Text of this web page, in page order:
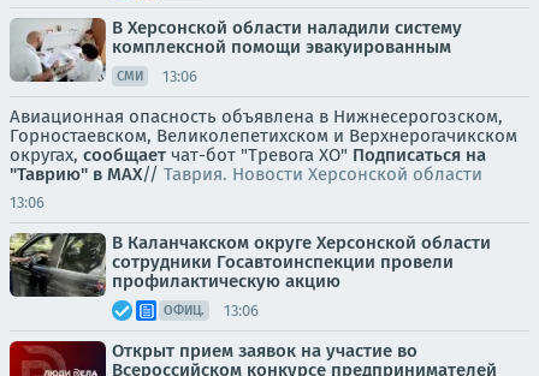
В Херсонской области наладили систему
комплексной помощи эвакуированным
СМИ 13:06
Авиационная опасность объявлена в Нижнесерогозском,
Горностаевском, Великолепетихском и Верхнерогачикском
округах, сообщает чат-бот "Тревога ХО" Подписаться на
"Таврию" в MAX// Таврия. Новости Херсонской области
13:06
В Каланчакском округе Херсонской области
сотрудники Госавтоинспекции провели
профилактическую акцию
ОФИЦ. 13:06
Открыт прием заявок на участие во
Всероссийском конкурсе предпринимателей